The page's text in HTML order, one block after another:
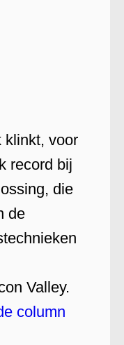
klinkt, voor
record bij
die
de
Valley.
column